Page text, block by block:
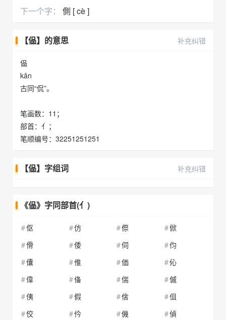
下一个字：
側 [ cè ]
【偘】的意思 补充纠错
偘
kǎn
古同“侃”。
笔画数：11；
部首：亻；
笔顺编号：32251251251
【偘】字组词 补充纠错
《偘》字同部首(亻)
伛 仿 傺
俽
傦
倭 伺
伨
儾
倠 価
伈
偉
俻 偳
傶
侇
假 倽
伹
佼
仱 僟
偵